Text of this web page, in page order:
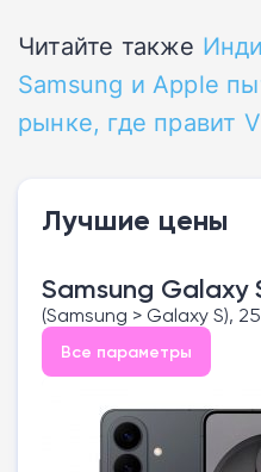
Читайте также
Samsung и Apple
рынке, где правит
Лучшие цены
Samsung Galaxy
(Samsung > Galaxy S),
Все параметры